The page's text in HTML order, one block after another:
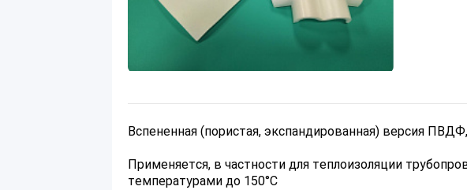
Вспененная (пористая, экспандированная) версия
Применяется, в частности для теплоизоляции
температурами до 150°С